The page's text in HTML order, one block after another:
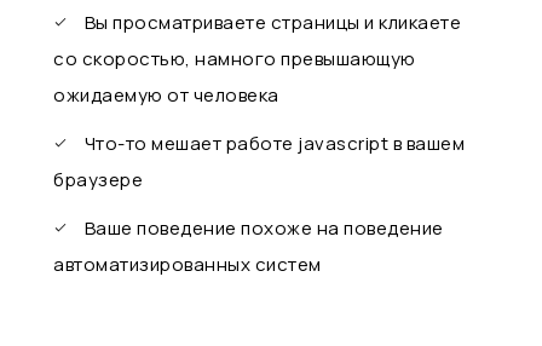
Вы просматриваете страницы и кликаете
со скоростью, намного превышающую
ожидаемую от человека
Что-то мешает работе javascript в вашем
браузере
Ваше поведение похоже на поведение
автоматизированных систем